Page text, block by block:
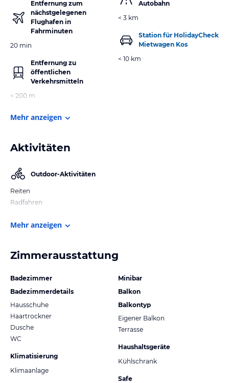
Entfernung zum
nächstgelegenen
Flughafen in
Fahrminuten
20 min
Entfernung zu
öffentlichen
Verkehrsmitteln
< 200 m
Autobahn
< 3 km
Station für HolidayCheck
Mietwagen Kos
< 10 km
Mehr anzeigen
Aktivitäten
Outdoor-Aktivitäten
Reiten
Radfahren
Mehr anzeigen
Zimmerausstattung
Badezimmer
Badezimmerdetails
Hausschuhe
Haartrockner
Dusche
WC
Klimatisierung
Klimaanlage
Minibar
Balkon
Balkontyp
Eigener Balkon
Terrasse
Haushaltsgeräte
Kühlschrank
Safe